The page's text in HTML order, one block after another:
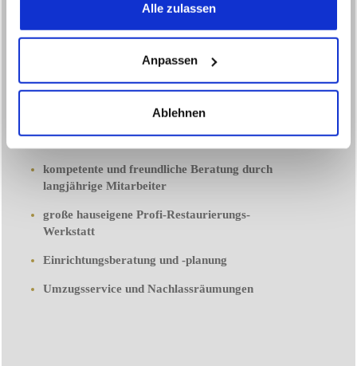
Alle zulassen
Anpassen
Ablehnen
Fachhandel für Antiquitäten aus
Barock, Biedermeier, Gründerzeit, Jugendstil und
35 Jahre Kompetenz und Erfahrung in
Kunsthandel und Restaurierung
1966
kompetente und freundliche Beratung durch
langjährige Mitarbeiter
große hauseigene Profi-Restaurierungs-
Werkstatt
Einrichtungsberatung und -planung
Umzugsservice und Nachlassräumungen